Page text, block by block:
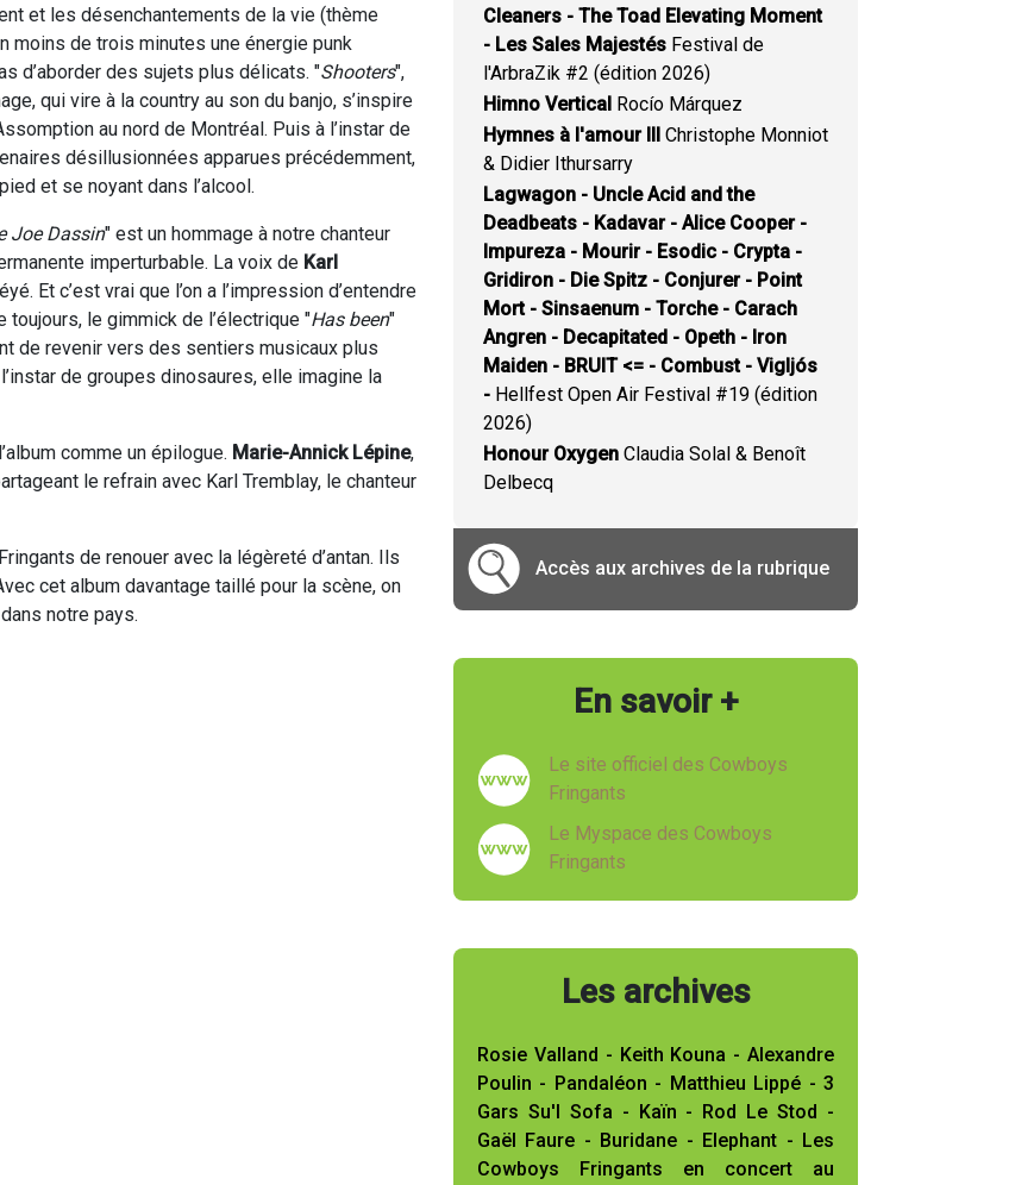
et les désenchantements de la vie (thème
moins de trois minutes une énergie punk
d’aborder des sujets plus délicats. "Shooters",
qui vire à la country au son du banjo, s’inspire
au nord de Montréal. Puis à l’instar de
désillusionnées apparues précédemment,
et se noyant dans l’alcool.
Joe Dassin" est un hommage à notre chanteur
imperturbable. La voix de Karl
Et c’est vrai que l’on a l’impression d’entendre
toujours, le gimmick de l’électrique "Has been"
de revenir vers des sentiers musicaux plus
de groupes dinosaures, elle imagine la
comme un épilogue. Marie-Annick Lépine,
le refrain avec Karl Tremblay, le chanteur
de renouer avec la légèreté d’antan. Ils
cet album davantage taillé pour la scène, on
notre pays.
Cleaners - The Toad Elevating Moment
- Les Sales Majestés Festival de
l'ArbraZik #2 (édition 2026)
Himno Vertical Rocío Márquez
Hymnes à l'amour III Christophe Monniot
& Didier Ithursarry
Lagwagon - Uncle Acid and the
Deadbeats - Kadavar - Alice Cooper -
Impureza - Mourir - Esodic - Crypta -
Gridiron - Die Spitz - Conjurer - Point
Mort - Sinsaenum - Torche - Carach
Angren - Decapitated - Opeth - Iron
Maiden - BRUIT <= - Combust - Vigljós
- Hellfest Open Air Festival #19 (édition
2026)
Honour Oxygen Claudia Solal & Benoît
Delbecq
Accès aux archives de la rubrique
En savoir +
Le site officiel des Cowboys
Fringants
Le Myspace des Cowboys
Fringants
Les archives
Rosie Valland - Keith Kouna - Alexandre
Poulin - Pandaléon - Matthieu Lippé - 3
Gars Su'l Sofa - Kaïn - Rod Le Stod -
Gaël Faure - Buridane - Elephant - Les
Cowboys Fringants en concert au